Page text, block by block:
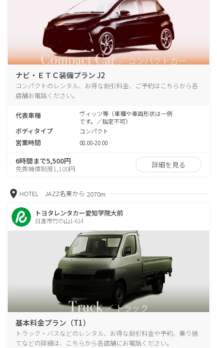
ナビ・ＥＴＣ装備プラン J2
コンパクトのレンタル、お得な割引料金、ご予約はこちらから各
店舗お電話ください。
代表車種
ヴィッツ等（車種や車両形状は一例
です。／指定不可）
ボディタイプ コンパクト
営業時間 08:00-20:00
6時間まで5,500円
免責補償制度1,100円 詳細を見る
HOTEL JAZZ名東から 2070m
トヨタレンタカー愛知学院大前
日進市竹の山1-614
基本料金プラン（T1）
トラック・バスなどのレンタル、お得な割引料金や予約、乗り捨
てなどの詳細は、こちらから各店舗にお電話ください。